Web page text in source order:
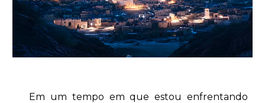
Em um tempo em que estou enfrentando